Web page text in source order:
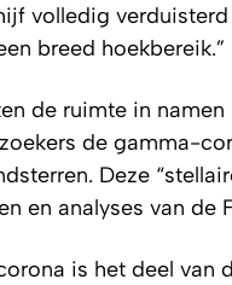
volledig
breed hoekbereik.”
de ruimte in
de gamma-
Deze
en analyses van de
is het deel